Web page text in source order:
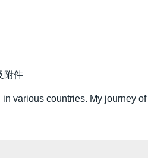
附件
various countries. My journey of